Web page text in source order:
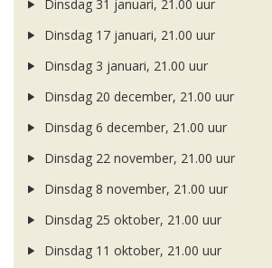
Dinsdag 31 januari, 21.00 uur
Dinsdag 17 januari, 21.00 uur
Dinsdag 3 januari, 21.00 uur
Dinsdag 20 december, 21.00 uur
Dinsdag 6 december, 21.00 uur
Dinsdag 22 november, 21.00 uur
Dinsdag 8 november, 21.00 uur
Dinsdag 25 oktober, 21.00 uur
Dinsdag 11 oktober, 21.00 uur